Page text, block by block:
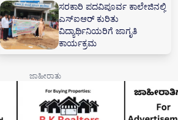
ಸರಕಾರಿ ಪದವಿಪೂರ್ವ ಕಾಲೇಜಿನಲ್ಲಿ
ಎಸ್‌ಐಆರ್ ಕುರಿತು
ವಿದ್ಯಾರ್ಥಿನಿಯರಿಗೆ ಜಾಗೃತಿ
ಕಾರ್ಯಕ್ರಮ